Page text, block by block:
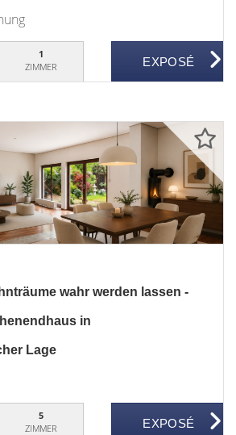
1
ZIMMER
wahr werden lassen -
in
Lage
5
ZIMMER